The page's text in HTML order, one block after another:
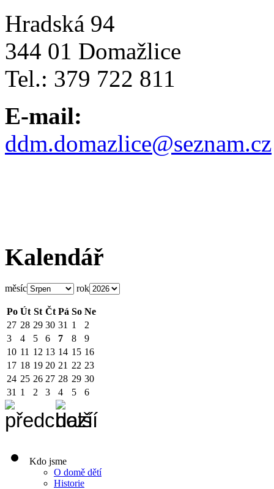
Hradská 94
344 01 Domažlice
Tel.: 379 722 811
E-mail:
ddm.domazlice@seznam.cz
Kalendář
měsíc rok
Po Út St Čt Pá So Ne
27 28 29 30 31 1
2
3
4 5 6 7 8
9
10 11 12 13 14 15 16
17 18 19 20 21 22 23
24 25 26 27 28 29 30
31 1 2 3 4 5 6
Kdo jsme
O domě dětí
Historie